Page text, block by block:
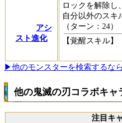
アシ
スト進化
ロックを解除し
自分以外のスキ
（ターン：24）
【覚醒スキル】
▶他のモンスターを検索するな
他の鬼滅の刃コラボキャ
注目キ